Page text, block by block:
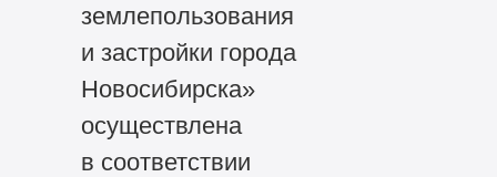
землепользования
и застройки города
Новосибирска»
осуществлена
в соответствии